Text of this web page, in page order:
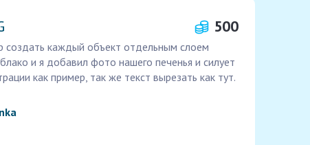
500
создать каждый объект отдельным слоем
и я добавил фото нашего печенья и силует
как пример, так же текст вырезать как тут.